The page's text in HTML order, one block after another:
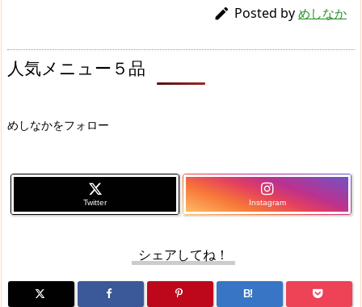
 Posted by めしなか
人気メニュー５品
めしなかをフォロー
Twitter Instagram
シェアしてね！
B!